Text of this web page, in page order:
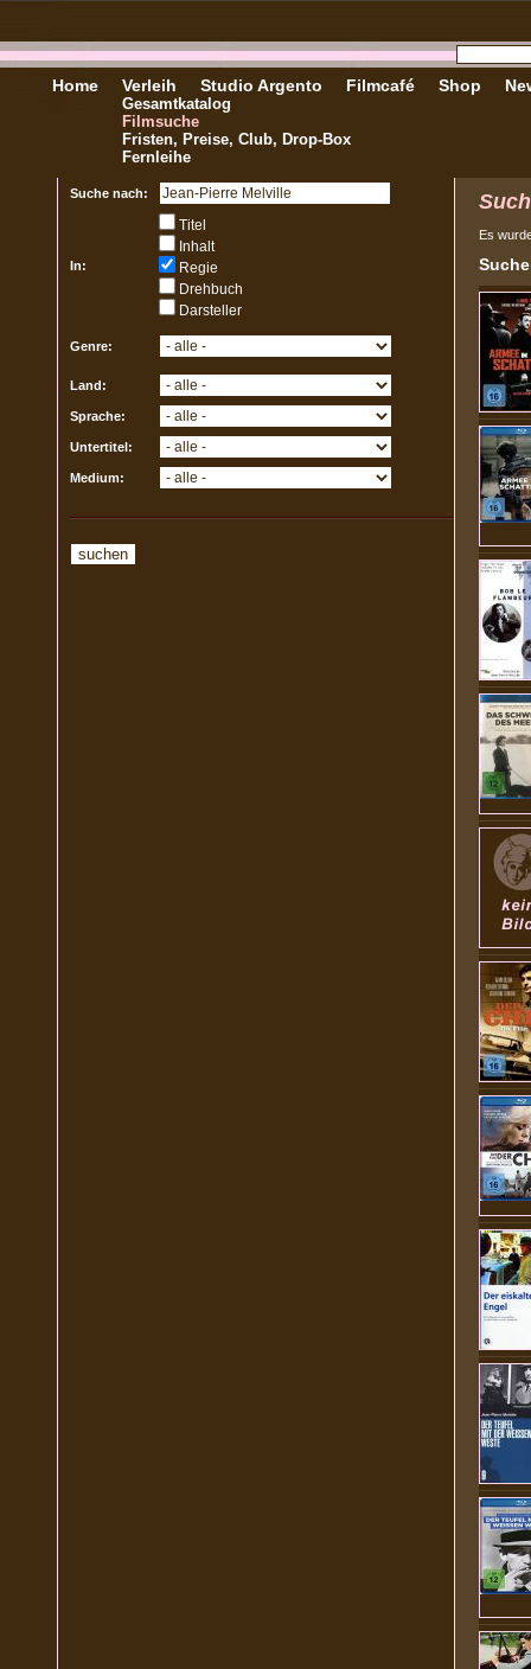
Home Verleih
Gesamtkatalog
Filmsuche
Fristen, Preise, Club, Drop-Box
Fernleihe
Studio Argento Filmcafé Shop
Suche nach:
In:
Titel
Inhalt
Regie
Drehbuch
Darsteller
Genre:
Land:
Sprache:
Untertitel:
Medium:
Es